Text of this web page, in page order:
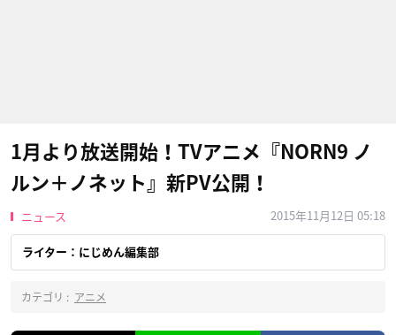
1月より放送開始！TVアニメ『NORN9 ノ
ルン＋ノネット』新PV公開！
ニュース 2015年11月12日 05:18
ライター：にじめん編集部
カテゴリ : アニメ